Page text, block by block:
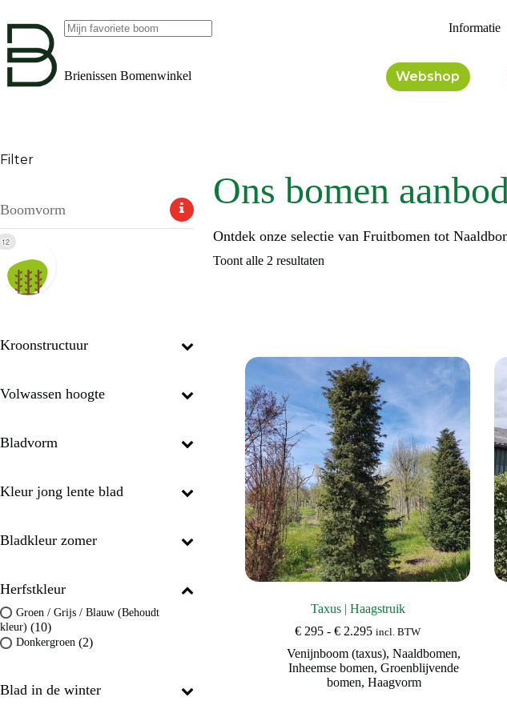
naar
inhoud
Informatie
Brienissen Bomenwinkel Webshop
Ons bomen
Ontdek onze selectie van Fruitbomen tot
Toont alle 2 resultaten
Taxus | Haagstruik
€ 295 - € 2.295Prijsklasse:
tot
€ 2.295
incl. BTW
Venijnboom (taxus),Naaldbomen,
Inheemse bomen,Groenblijvende
bomen, Haagvorm
Filter
Boomvorm
12
Kroonstructuur
Volwassen hoogte
Bladvorm
Kleur jong lente blad
Bladkleur zomer
Herfstkleur
Groen / Grijs / Blauw (Behoudt
kleur) (10)
Donkergroen (2)
Blad in de winter